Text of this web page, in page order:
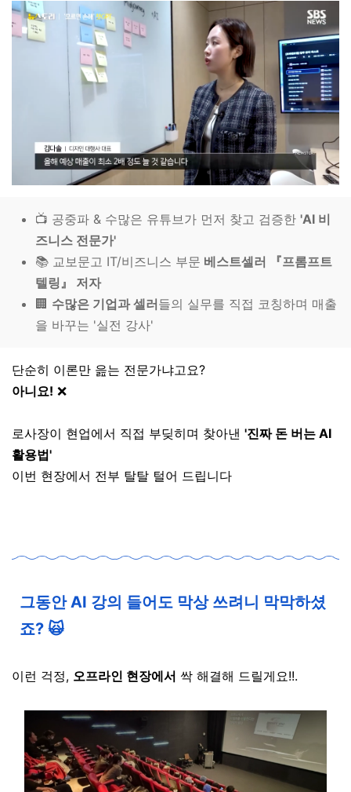
📺 공중파 & 수많은 유튜브가 먼저 찾고 검증한 'AI 비
즈니스 전문가'
📚 교보문고 IT/비즈니스 부문 베스트셀러 『프롬프트
텔링』 저자
🏢 수많은 기업과 셀러들의 실무를 직접 코칭하며 매출
을 바꾸는 '실전 강사'
단순히 이론만 읊는 전문가냐고요?
아니요! ❌
로사장이 현업에서 직접 부딪히며 찾아낸 '진짜 돈 버는 AI
활용법'
이번 현장에서 전부 탈탈 털어 드립니다
그동안 AI 강의 들어도 막상 쓰려니 막막하셨
죠? 🙀
이런 걱정, 오프라인 현장에서 싹 해결해 드릴게요!!.